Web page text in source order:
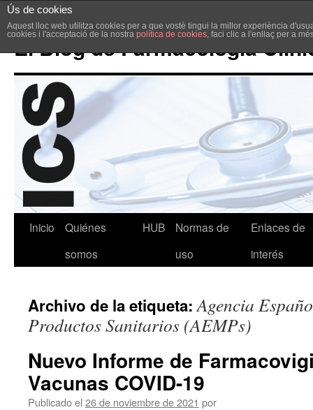
Ús de cookies
Aquest lloc web utilitza cookies per a que vostè tingui la millor experiència
cookies i l'acceptació de la nostra política de cookies, faci clic a l'enllaç per a
El Blog de Farmacología
Inicio
Quiénes
somos
HUB
Normas de
uso
Enlaces de
interés
Archivo de la etiqueta:Agencia
Productos Sanitarios (AEMPs)
Nuevo Informe de
Vacunas COVID-19
Publicado el 26 de noviembre de 2021 por